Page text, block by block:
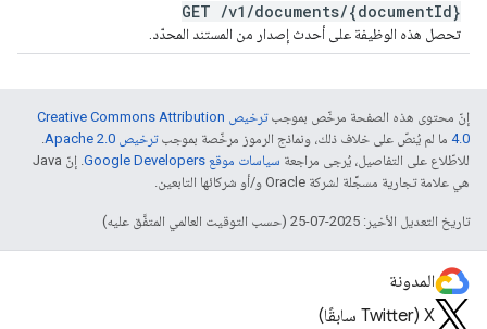
GET /v1 /documents/{documentId}
تحصل هذه الوظيفة على أحدث إصدار من المستند المحدّد.
إنّ محتوى هذه الصفحة مرخّص بموجب
ترخيص Creative Commons Attribution
4.0‏ ما لم يُنصّ على خلاف ذلك، ونماذج الرموز مرخّصة بموجبترخيص Apache 2.0‏
.
للاطّلاع على التفاصيل، يُرجى مراجعة سياسات موقع Google Developers‏
. إنّ Java
هي علامة تجارية مسجَّلة لشركة Oracle و/أو شركائها التابعين.
تاريخ التعديل الأخير: 2025-07-25 (حسب التوقيت العالمي المتفَّق عليه)
المدونة
‫X ‏(Twitter سابقًا)